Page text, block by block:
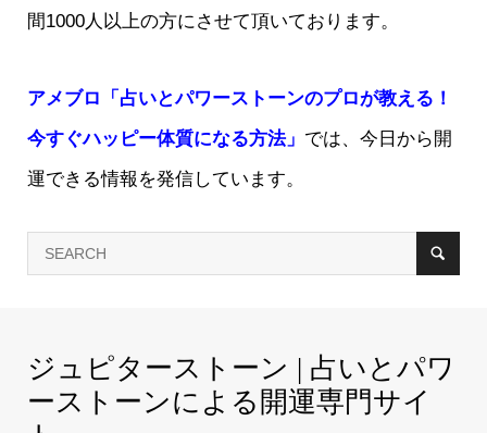
間1000人以上の方にさせて頂いております。
アメブロ「占いとパワーストーンのプロが教える！
今すぐハッピー体質になる方法」 では、今日から開
運できる情報を発信しています。
ジュピターストーン | 占いとパワ
ーストーンによる開運専門サイ